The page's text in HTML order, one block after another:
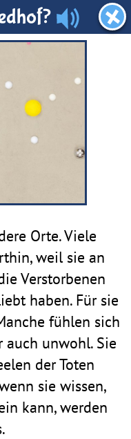
Orte. Viele
weil sie an
Verstorbenen
haben. Für sie
fühlen sich
auch unwohl. Sie
der Toten
sie wissen,
kann, werden